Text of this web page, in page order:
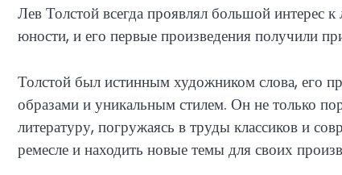
Лев Толстой всегда проявлял большой интерес
юности, и его первые произведения получили
Толстой был истинным художником слова, его
образами и уникальным стилем. Он не только
литературу, погружаясь в труды классиков и
ремесле и находить новые темы для своих